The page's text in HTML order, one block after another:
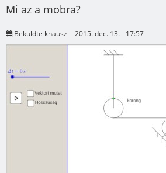
Mi az a mobra?
Beküldte knauszi - 2015. dec. 13. - 17:57